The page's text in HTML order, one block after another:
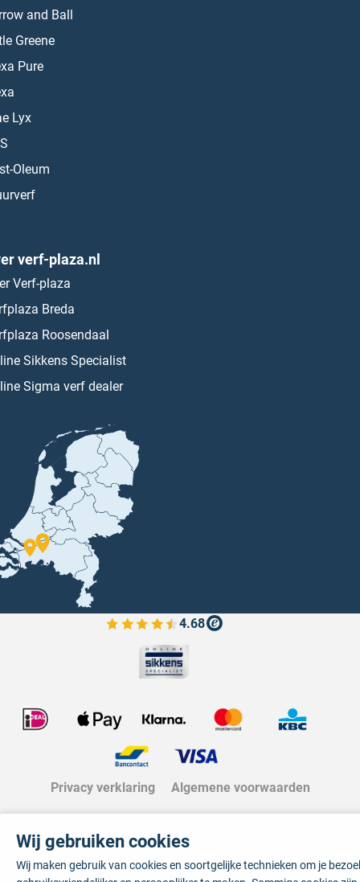
and Ball
Greene
Pure
Lyx
Oleum
verf-plaza.nl
Verf-plaza
Breda
Roosendaal
Sikkens Specialist
Sigma verf dealer
4.68
Bekijk de verfplaza beoordelingen
Privacy verklaring Algemene voorwaarden
Wij gebruiken cookies
Wij maken gebruik van cookies en soortgelijke technieken om je